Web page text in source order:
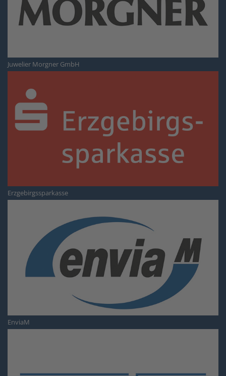
Juwelier Morgner GmbH
Erzgebirgssparkasse
EnviaM